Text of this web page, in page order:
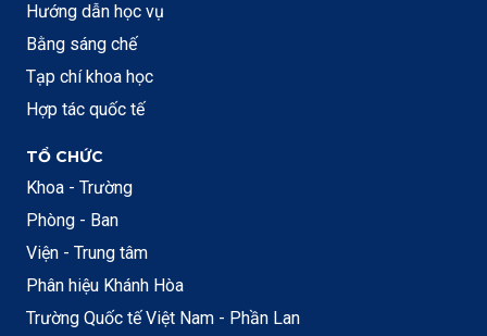
Hướng dẫn học vụ
Bằng sáng chế
Tạp chí khoa học
Hợp tác quốc tế
TỔ CHỨC
Khoa - Trường
Phòng - Ban
Viện - Trung tâm
Phân hiệu Khánh Hòa
Trường Quốc tế Việt Nam - Phần Lan